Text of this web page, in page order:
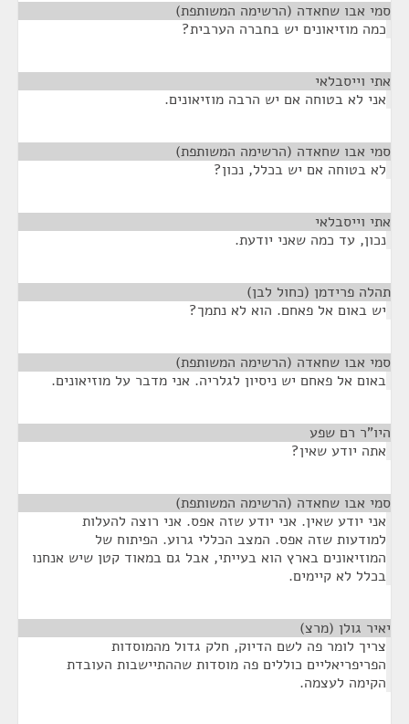
סמי אבו שחאדה (הרשימה המשותפת)
כמה מוזיאונים יש בחברה הערבית?
אתי וייסבלאי
אני לא בטוחה אם יש הרבה מוזיאונים.
סמי אבו שחאדה (הרשימה המשותפת)
לא בטוחה אם יש בכלל, נכון?
אתי וייסבלאי
נכון, עד כמה שאני יודעת.
תהלה פרידמן (כחול לבן)
יש באום אל פאחם. הוא לא נתמך?
סמי אבו שחאדה (הרשימה המשותפת)
באום אל פאחם יש ניסיון לגלריה. אני מדבר על מוזיאונים.
היו"ר רם שפע
אתה יודע שאין?
סמי אבו שחאדה (הרשימה המשותפת)
אני יודע שאין. אני יודע שזה אפס. אני רוצה להעלות
למודעות שזה אפס. המצב הכללי גרוע. הפיתוח של
המוזיאונים בארץ הוא בעייתי, אבל גם במאוד קטן שיש אנחנו
בכלל לא קיימים.
יאיר גולן (מרצ)
צריך לומר פה לשם הדיוק, חלק גדול מהמוסדות
הפריפריאליים כוללים פה מוסדות שההתיישבות העובדת
הקימה לעצמה.